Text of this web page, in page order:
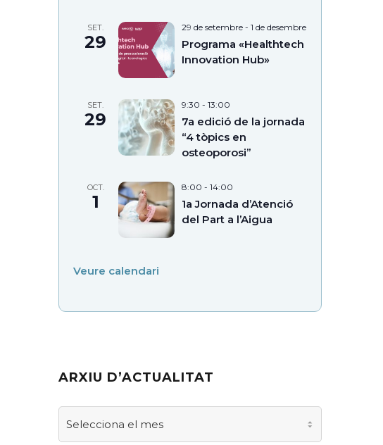
SET.
29
29 de setembre- 1 de desembre
Programa «Healthtech
Innovation Hub»
SET.
29
9:30 - 13:00
7a edició de la jornada
“4 tòpics en
osteoporosi”
OCT.
1
8:00 - 14:00
1a Jornada d’Atenció
del Part a l’Aigua
Veure calendari
ARXIU D’ACTUALITAT
Arxiu